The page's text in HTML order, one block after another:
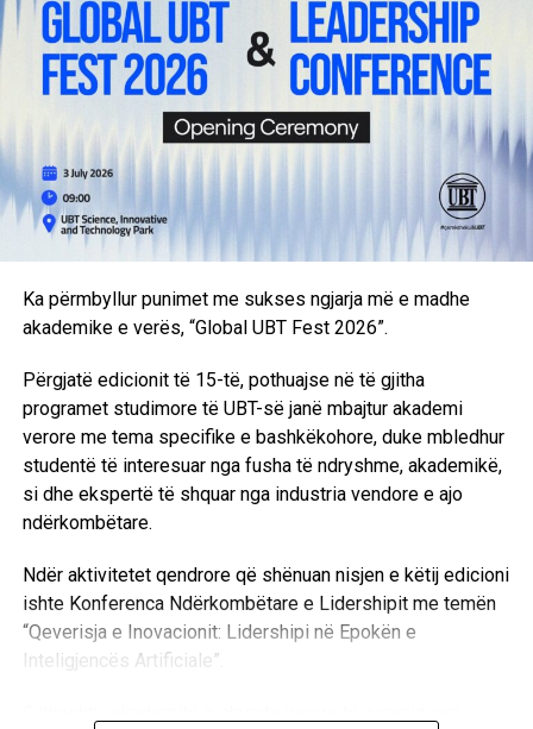
FIRST Global Challenge përfaqëson shumë më tepër se
një garë robotike. Ajo është një platformë globale ku të
rinjtë nga e mbarë bota bashkëpunojnë, ndajnë ide dhe
shërbejnë si ura bashkëpunimi për zgjidhjen e sfidave
globale.
Me përgatitjen profesionale, kreativitetin dhe përkushtimin
që i karakterizon, ekipi i UBT synon ta prezantojë Kosovën
potencialin e të rinjve kosovarë në fushën e robotikës,
inovacionit dhe teknologjisë.
UBT vazhdon të jetë lider në zhvillimin e talenteve të reja
në STEM, duke krijuar mundësi që nxënësit dhe studentët
e Kosovës të jenë pjesë e garave dhe iniciativave më
prestigjioze ndërkombëtare. dhe iniciativave më
prestigjioze ndërkombëtare.
Ka përmbyllur punimet me sukses ngjarja më e madhe
akademike e verës, “Global UBT Fest 2026”.
Përgjatë edicionit të 15-të, pothuajse në të gjitha
programet studimore të UBT-së janë mbajtur akademi
verore me tema specifike e bashkëkohore, duke mbledhur
studentë të interesuar nga fusha të ndryshme, akademikë,
si dhe ekspertë të shquar nga industria vendore e ajo
ndërkombëtare.
Ndër aktivitetet qendrore që shënuan nisjen e këtij edicioni
ishte Konferenca Ndërkombëtare e Lidershipit me temën
“Qeverisja e Inovacionit: Lidershipi në Epokën e
Inteligjencës Artificiale”.